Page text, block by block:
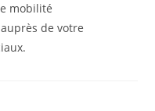
mobilité
de votre